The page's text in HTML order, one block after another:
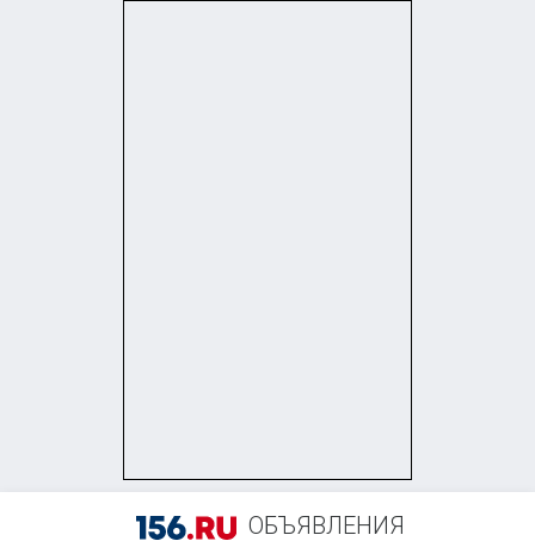
ОБЪЯВЛЕНИЯ